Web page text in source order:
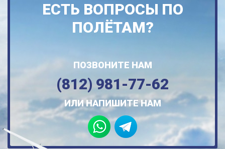
ЕСТЬ ВОПРОСЫ ПО
ПОЛЁТАМ?
ПОЗВОНИТЕ НАМ
(812) 981-77-62
ИЛИ НАПИШИТЕ НАМ